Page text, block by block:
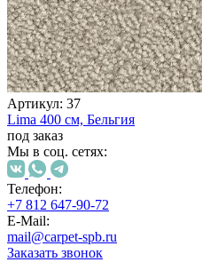
₽
до
45
000
₽
от
000
По
форме
Артикул: 37
Lima 400 см, Бельгия
под заказ
Мы в соц. сетях:
Телефон:
+7 812 647-90-72
E-Mail:
mail@carpet-spb.ru
Заказать звонок